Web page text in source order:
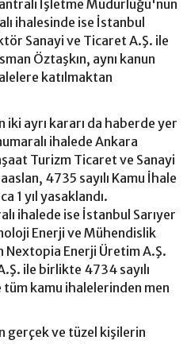
İşletme Müdürlüğü'nün
ihalesinde ise İstanbul
Sanayi ve Ticaret A.Ş. ile
Öztaşkın, aynı kanun
katılmaktan
iki ayrı kararı da haberde yer
ihalede Ankara
Turizm Ticaret ve Sanayi
4735 sayılı Kamu İhale
1 yıl yasaklandı.
ihalede ise İstanbul Sarıyer
Enerji ve Mühendislik
Nextopia Enerji Üretim A.Ş.
ile birlikte 4734 sayılı
tüm kamu ihalelerinden men
gerçek ve tüzel kişilerin